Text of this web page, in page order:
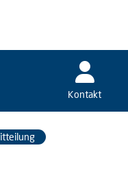
Kontakt